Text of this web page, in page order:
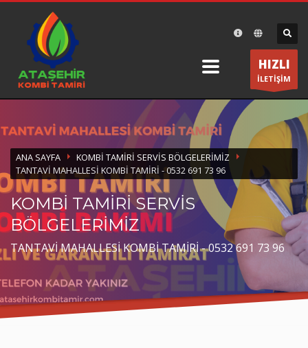
DESTEK
Ataşehir Kombi Tamiri olarak bir telefon kadar size
yakınız.
ÇALIŞMA SAATLERİ
Pazartesi-Cumartesi 8:30 19:30
HIZLI
İLETİŞİM
ANA SAYFA
KOMBI TAMIRI SERVIS BÖLGELERIMIZ
TANTAVI MAHALLESI KOMBI TAMIRI - 0532 691 73 96
KOMBİ TAMİRİ SERVİS
BÖLGELERİMİZ
TANTAVİ MAHALLESİ KOMBİ TAMİRİ - 0532 691 73 96